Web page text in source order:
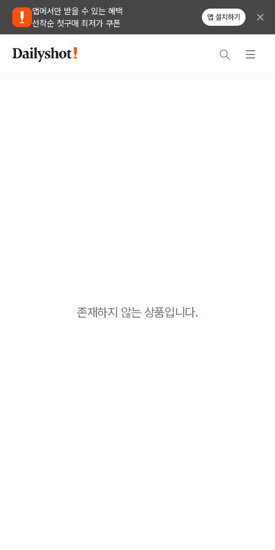
앱에서만 받을 수 있는 혜택
선착순 첫구매 최저가 쿠폰
앱 설치하기
존재하지 않는 상품입니다.